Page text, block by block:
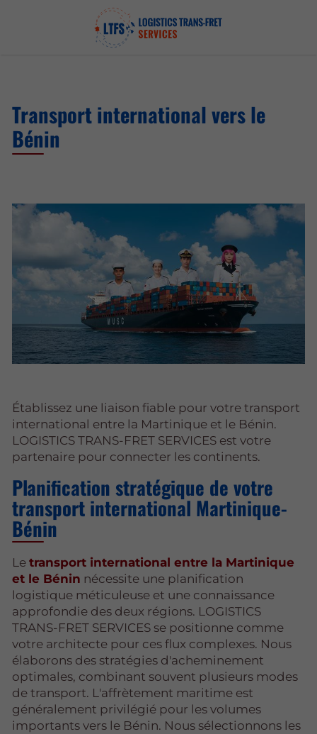
Transport international vers le
Bénin
Établissez une liaison fiable pour votre transport
international entre la Martinique et le Bénin.
LOGISTICS TRANS-FRET SERVICES est votre
partenaire pour connecter les continents.
Planification stratégique de votre
transport international Martinique-
Bénin
Le transport international entre la Martinique
et le Bénin nécessite une planification
logistique méticuleuse et une connaissance
approfondie des deux régions. LOGISTICS
TRANS-FRET SERVICES se positionne comme
votre architecte pour ces flux complexes. Nous
élaborons des stratégies d'acheminement
optimales, combinant souvent plusieurs modes
de transport. L'affrètement maritime est
généralement privilégié pour les volumes
importants vers le Bénin. Nous sélectionnons les